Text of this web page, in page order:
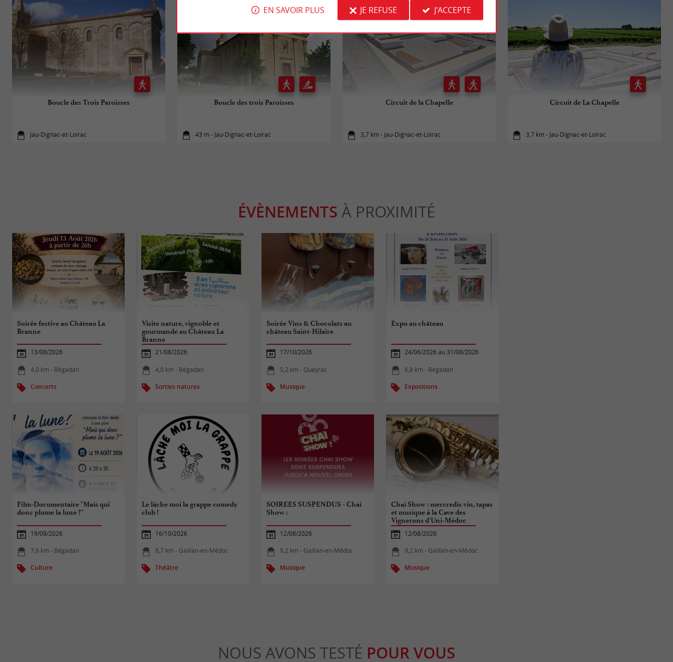
Boucle des Trois Paroisses
Jau-Dignac-et-Loirac
Boucle des trois Paroisses
43 m - Jau-Dignac-et-Loirac
Circuit de la Chapelle
3,7 km - Jau-Dignac-et-Loirac
Circuit de La Chapelle
3,7 km - Jau-Dignac-et-Loirac
ÉVÈNEMENTS À PROXIMITÉ
Soirée festive au Château La
Branne
13/08/2026
4,0 km - Bégadan
Concerts
Visite nature, vignoble et
gourmande au Château La
Branne
21/08/2026
4,0 km - Bégadan
Sorties natures
Soirée Vins & Chocolats au
château Saint-Hilaire
17/10/2026
5,2 km - Queyrac
Musique
Expo au château
24/06/2026 au 31/08/2026
6,8 km - Bégadan
Expositions
Film-Documentaire "Mais qui
donc plume la lune ?"
19/08/2026
7,6 km - Bégadan
Culture
Le lâche moi la grappe comedy
club !
16/10/2026
8,7 km - Gaillan-en-Médoc
Théâtre
SOIREES SUSPENDUS - Chai
Show :
12/08/2026
9,2 km - Gaillan-en-Médoc
Musique
Chai Show : mercredis vin, tapas
et musique à la Cave des
Vignerons d'Uni-Médoc
12/08/2026
9,2 km - Gaillan-en-Médoc
Musique
NOUS AVONS TESTÉ POUR VOUS
EN SAVOIR PLUS JE REFUSE J'ACCEPTE